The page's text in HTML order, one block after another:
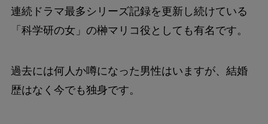
連続ドラマ最多シリーズ記録を更新し続けている
「科学研の女」の榊マリコ役としても有名です。
過去には何人か噂になった男性はいますが、結婚
歴はなく今でも独身です。